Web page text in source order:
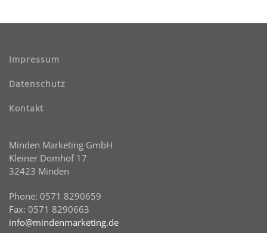
Impressum
Datenschutz
Kontakt
Minden Marketing GmbH
Kleiner Domhof 17
32423 Minden
Phone: 0571 8290659
Fax: 0571 8290663
info@mindenmarketing.de